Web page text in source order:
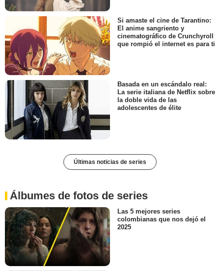
Si amaste el cine de Tarantino:
El anime sangriento y
cinematográfico de Crunchyroll
que rompió el internet es para ti
Basada en un escándalo real:
La serie italiana de Netflix sobre
la doble vida de las
adolescentes de élite
Últimas noticias de series
Álbumes de fotos de series
Las 5 mejores series
colombianas que nos dejó el
2025